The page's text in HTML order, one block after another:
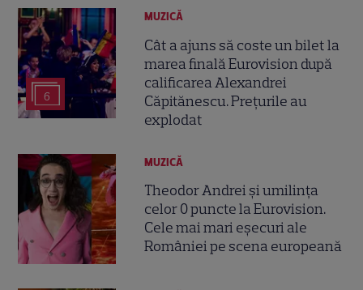
6
MUZICĂ
Cât a ajuns să coste un bilet la
marea finală Eurovision după
calificarea Alexandrei
Căpitănescu. Prețurile au
explodat
MUZICĂ
Theodor Andrei și umilința
celor 0 puncte la Eurovision.
Cele mai mari eșecuri ale
României pe scena europeană